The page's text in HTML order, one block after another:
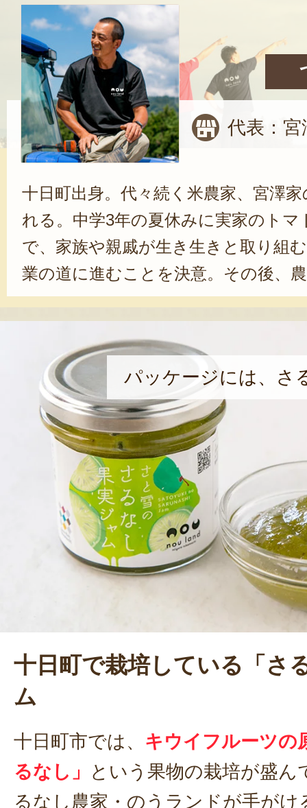
代表：宮
十日町出身。代々続く米農家、宮澤
れる。中学3年の夏休みに実家のトマ
で、家族や親戚が生き生きと取り組
業の道に進むことを決意。その後、
業後に新鮮な視点で自分を見つめ直
メリカ研修に参加。語学の他、野菜
元農家に住み込みながら知識と経験
アメリカ研修で学んだことを取り入
励む。2021年には地元の若手農業家
「株式会社のうランド」を設立。同
「地域の方たちと協力して地域農業
さを伝えていくことで、地域活性化
意気込みを語る。
パッケージには、さ
十日町で栽培している「さ
ム
十日町市では、 キウイフルーツの
るなし」
という果物の栽培が盛ん
るなし農家・のうランドが手がけ